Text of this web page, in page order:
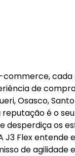
commerce,
de
Osasco,
é o
desperdiça os
Flex entende
de agilidade